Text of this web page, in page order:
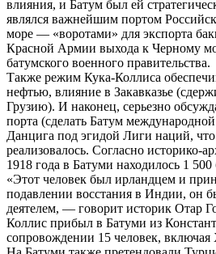
влияния, и Батум был ей
являлся важнейшим портом
море — «воротами» для экспорта
Красной Армии выхода к Черному
батумского военного правительства.
Также режим Кука-Коллиса
нефтью, влияние в Закавказье
Грузию). И наконец, серьезно
порта (сделать Батум
Данцига под эгидой Лиги наций, что
реализовалось. Согласно историко-
1918 года в Батуми находилось 1 500
«Этот человек был ирландцем и
подавлении восстания в Индии, он
деятелем, — говорит историк Отар
Коллис прибыл в Батуми из
сопровождении 15 человек, включая